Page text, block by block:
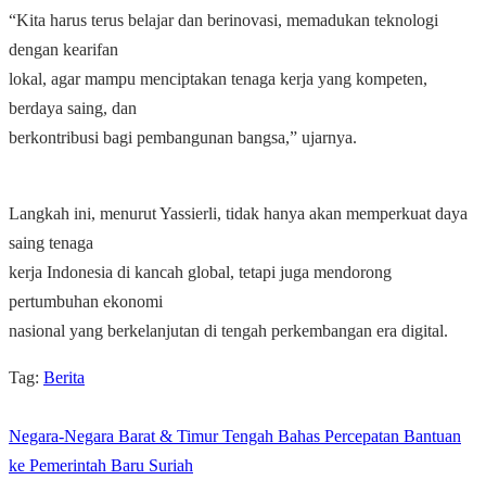
“Kita harus terus belajar dan berinovasi, memadukan teknologi
dengan kearifan
lokal, agar mampu menciptakan tenaga kerja yang kompeten,
berdaya saing, dan
berkontribusi bagi pembangunan bangsa,” ujarnya.
Langkah ini, menurut Yassierli, tidak hanya akan memperkuat daya
saing tenaga
kerja Indonesia di kancah global, tetapi juga mendorong
pertumbuhan ekonomi
nasional yang berkelanjutan di tengah perkembangan era digital.
Tag: Berita
Negara-Negara Barat & Timur Tengah Bahas Percepatan Bantuan
ke Pemerintah Baru Suriah